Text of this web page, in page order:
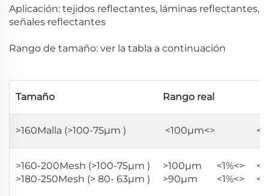
Aplicación: tejidos reflectantes, láminas reflectantes,
señales reflectantes
Rango de tamaño: ver la tabla a continuación
Tamaño Rango real
>160Malla (>100-75μm ) <100μm<>
>160-200Mesh (>100-75μm )
>180-250Mesh (> 80- 63μm )
>100μm
>90μm
<1%<>
<1%<>